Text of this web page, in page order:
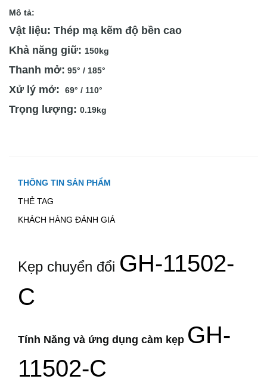
Mô tả:
Vật liệu: Thép mạ kẽm độ bền cao
Khả năng giữ: 150kg
Thanh mở: 95° / 185°
Xử lý mở: 69° / 110°
Trọng lượng: 0.19kg
THÔNG TIN SẢN PHẨM
THẺ TAG
KHÁCH HÀNG ĐÁNH GIÁ
Kẹp chuyển đổi GH-11502-
C
Tính Năng và ứng dụng càm kẹp GH-
11502-C